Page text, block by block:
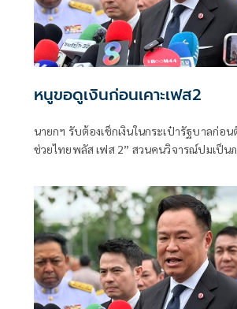
หนูขอดูเงินก่อนเคาะเฟส2
นายกฯ รับต้องเช็กเงินในกระเป๋ารัฐบาลก่อ
ช่วยไทยพลัส เฟส 2” สวนคนวิจารณ์ปมเป็นภาระประชาชน ชี้
ไทยพลัสหรือไม่